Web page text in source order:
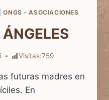
|ONGS - ASOCIACIONES
Visitas:759
futuras madres en
En